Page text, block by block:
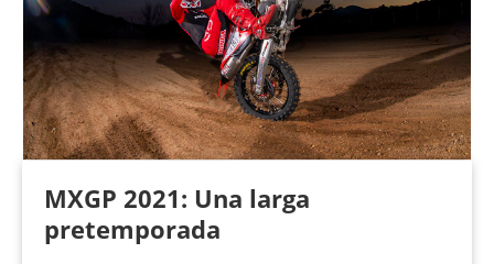
MXGP 2021: Una larga
pretemporada